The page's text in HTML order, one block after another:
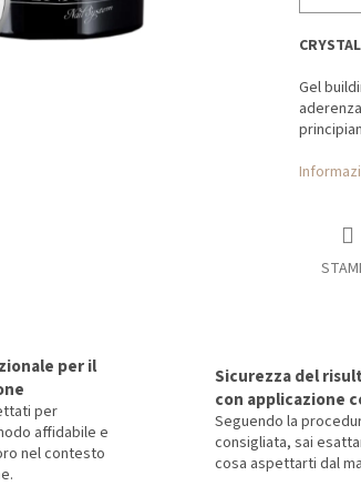
Gel
per il
per
affidabile e
nel contesto
Sicurezza del
con applicazione
Seguendo la
consigliata, sai
cosa aspettarti dal